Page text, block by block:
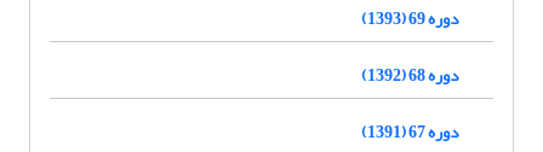
دوره 69 (1393)
دوره 68 (1392)
دوره 67 (1391)